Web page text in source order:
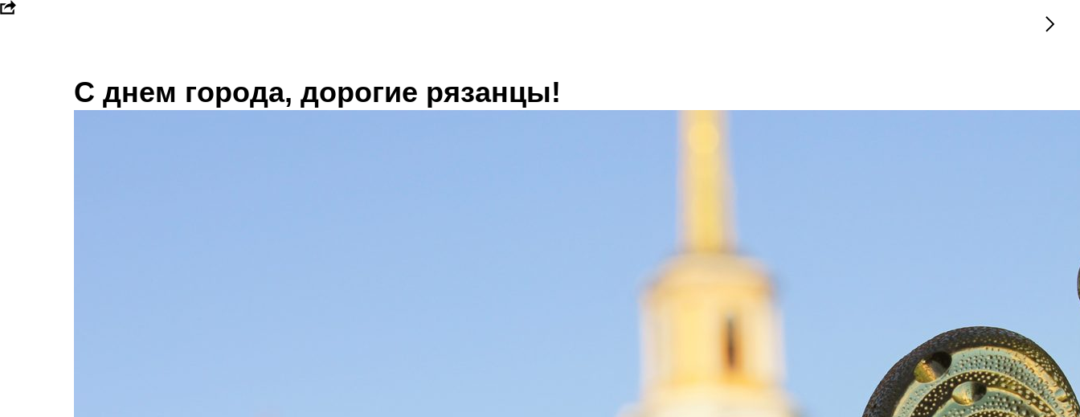
С днем города, дорогие рязанцы!